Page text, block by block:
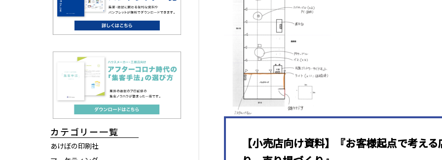
カテゴリー一覧
あけぼの印刷社
【小売店向け資料】『お客様起点で考え